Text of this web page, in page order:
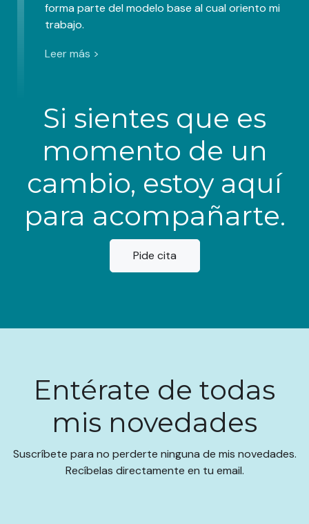
forma parte del modelo base al cual oriento mi
trabajo.
Leer más >
Si sientes que es
momento de un
cambio, estoy aquí
para acompañarte.
Pide cita
Entérate de todas
mis novedades
Suscríbete para no perderte ninguna de mis novedades.
Recíbelas directamente en tu email.